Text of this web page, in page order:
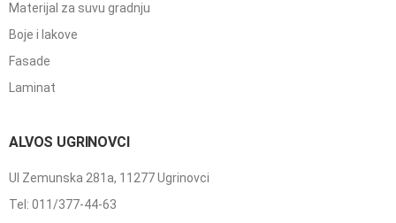
Materijal za suvu gradnju
Boje i lakove
Fasade
Laminat
ALVOS UGRINOVCI
Ul Zemunska 281a, 11277 Ugrinovci
Tel: 011/377-44-63